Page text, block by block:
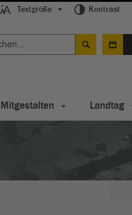
Textgröße Kontrast
Mitgestalten Landtag